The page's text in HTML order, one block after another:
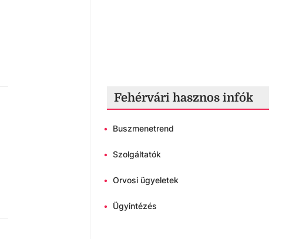
Fehérvári hasznos infók
• Buszmenetrend
• Szolgáltatók
• Orvosi ügyeletek
• Ügyintézés